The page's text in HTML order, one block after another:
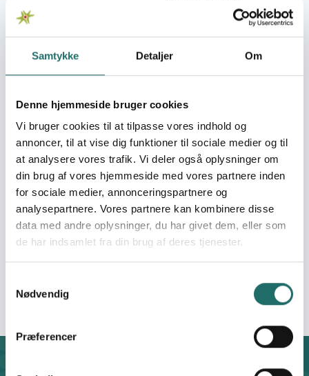
Samtykke Detaljer Om
Denne hjemmeside bruger cookies
Vi bruger cookies til at tilpasse vores indhold og
annoncer, til at vise dig funktioner til sociale medier og til
at analysere vores trafik. Vi deler også oplysninger om
din brug af vores hjemmeside med vores partnere inden
for sociale medier, annonceringspartnere og
analysepartnere. Vores partnere kan kombinere disse
data med andre oplysninger, du har givet dem, eller som
de har indsamlet fra din brug af deres tjenester.
Nødvendig
Præferencer
through non-formal
DUNK is a local charity registered under Ghana's laws as
a Non-Government Organization dedicated to
empowering youth and children socially, economically
and academically to lead the desired change in
themselves and the community at large. Specifically,
DUNK runs the followings activities in 3 centres in Accra-
empowerment
Kontakt